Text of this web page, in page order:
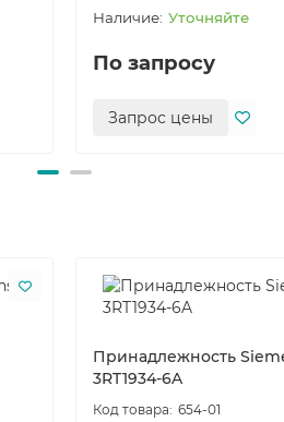
Уточняйте
По запросу
Запрос цены
Принадлежность
3RT1934-6A
654-01